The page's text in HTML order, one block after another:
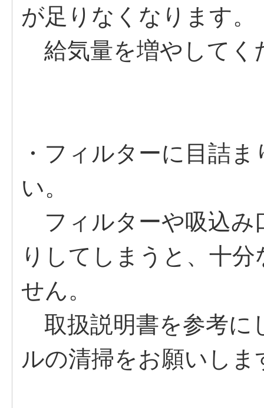
が足りなくなります。
給気量を増やしてく
・フィルターに目詰
い。
フィルターや吸込み
りしてしまうと、十
せん。
取扱説明書を参考に
ルの清掃をお願いしま